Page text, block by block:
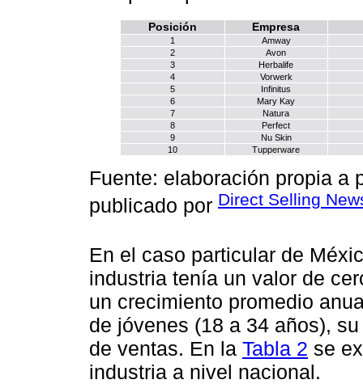
Posición Empresa
1
Amway
2
Avon
3
Herbalife
4
Vorwerk
5
Infinitus
6
Mary Kay
7
Natura
8
Perfect
9
Nu Skin
10
Tupperware
Fuente: elaboración propia a
publicado por Direct Selling
En el caso particular de
industria tenía un valor de
un crecimiento promedio
de jóvenes (18 a 34 años),
de ventas. En la Tabla 2 se
industria a nivel nacional.